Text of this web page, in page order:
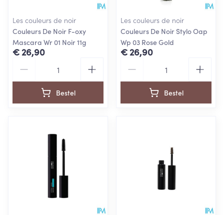
Les couleurs de noir
Couleurs De Noir F-oxy
Mascara Wr 01 Noir 11g
€ 26,90
Bestel
Les couleurs de noir
Couleurs De Noir Stylo Oap
Wp 03 Rose Gold
€ 26,90
Bestel